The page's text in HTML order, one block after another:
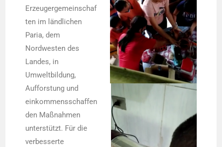
Erzeugergemeinschaf
ten im ländlichen
Paria, dem
Nordwesten des
Landes, in
Umweltbildung,
Aufforstung und
einkommensschaffen
den Maßnahmen
unterstützt. Für die
verbesserte